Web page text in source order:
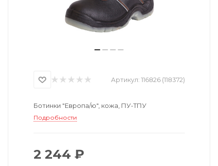
Артикул: 116826 (118372)
Ботинки "Европа/ю", кожа, ПУ-ТПУ
Подробности
2 244 ₽